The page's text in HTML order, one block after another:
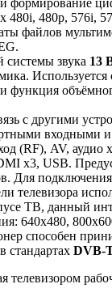
формирование
480i, 480p, 576i,
файлов
системы звука 13
Используется
и функция
с другими
входными
(RF), AV, аудио
x3, USB.
Для
телевизора
ТВ, данный
640x480,
способен
стандартах DVB-
телевизором